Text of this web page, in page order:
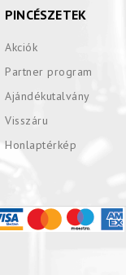
PINCÉSZETEK
Akciók
Partner program
Ajándékutalvány
Visszáru
Honlaptérkép